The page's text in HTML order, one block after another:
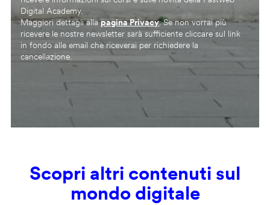
Digital Academy.
Maggiori dettagli allapagina Privacy. Se non vorrai più
ricevere le nostre newsletter sarà sufficiente cliccare sul link
in fondo alle email che riceverai per richiedere la
cancellazione.
Scopri altri contenuti sul
mondo digitale